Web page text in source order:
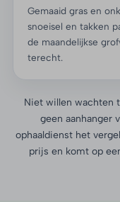
Gemaaid gras en
snoeisel en takken
de maandelijkse
terecht.
Niet willen wachten
geen aanhanger
ophaaldienst het
prijs en komt op